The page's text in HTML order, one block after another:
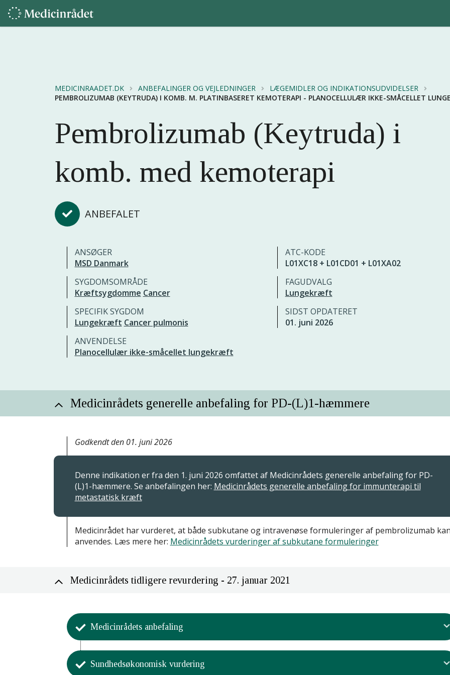
MEDICINRAADET.DK ANBEFALINGER OG VEJLEDNINGER
LÆGEMIDLER OG INDIKATIONSUDVIDELSER
PEMBROLIZUMAB (KEYTRUDA) I KOMB. M. PLATINBASERET KEMOTERAPI - PLANOCELLULÆR IKKE-SMÅCELLET
Pembrolizumab (Keytruda) i
komb. med kemoterapi
ANBEFALET
ANSØGER
MSD Danmark
ATC-KODE
L01XC18 + L01CD01 + L01XA02
SYGDOMSOMRÅDE
Kræftsygdomme Cancer
FAGUDVALG
Lungekræft
SPECIFIK SYGDOM
Lungekræft Cancer pulmonis
SIDST OPDATERET
01. juni 2026
ANVENDELSE
Planocellulær ikke-småcellet lungekræft
Medicinrådets generelle anbefaling for PD-(L)1-hæmmere
Godkendt den 01. juni 2026
Denne indikation er fra den 1. juni 2026 omfattet af Medicinrådets generelle anbefaling for PD-
(L)1-hæmmere. Se anbefalingen her: Medicinrådets generelle anbefaling for immunterapi til
metastatisk kræft
Medicinrådet har vurderet, at både subkutane og intravenøse formuleringer af pembrolizumab
anvendes. Læs mere her: Medicinrådets vurderinger af subkutane formuleringer
Medicinrådets tidligere revurdering - 27. januar 2021
Medicinrådets anbefaling
Aktivitet
Medicinrådet har godkendt anbefalingen
Sundhedsøkonomisk vurdering